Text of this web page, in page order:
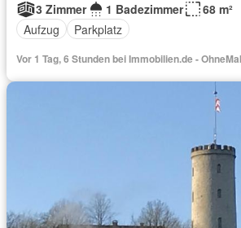
3 Zimmer
1 Badezimmer
68 m²
Aufzug
Parkplatz
Vor 1 Tag, 6 Stunden bei Immobilien.de -